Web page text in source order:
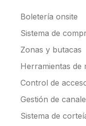
Boletería onsite
Sistema de
Zonas y butacas
Herramientas de
Control de
Gestión de
Sistema de